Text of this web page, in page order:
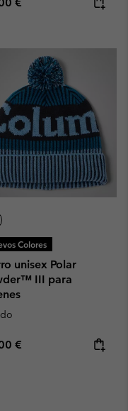
Colores
unisex Polar
III para
price:
€